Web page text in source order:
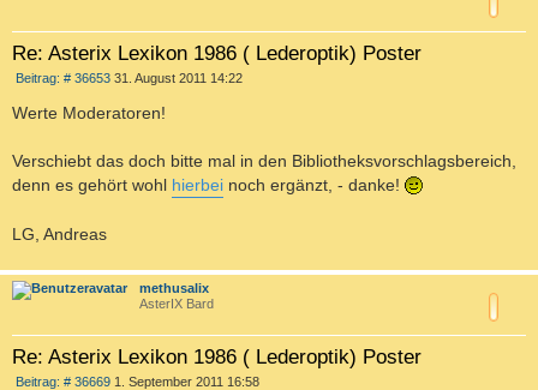
Re: Asterix Lexikon 1986 ( Lederoptik) Poster
Beitrag: # 36653B
i
g
31. August 2011 14:22
Werte Moderatoren!
Verschiebt das doch bitte mal in den Bibliotheksvorschlagsbereich,
denn es gehört wohl hierbei noch ergänzt, - danke!
LG, Andreas
a
methusalix
AsterIX Bard
Re: Asterix Lexikon 1986 ( Lederoptik) Poster
Beitrag: # 36669B1. September 2011 16:58